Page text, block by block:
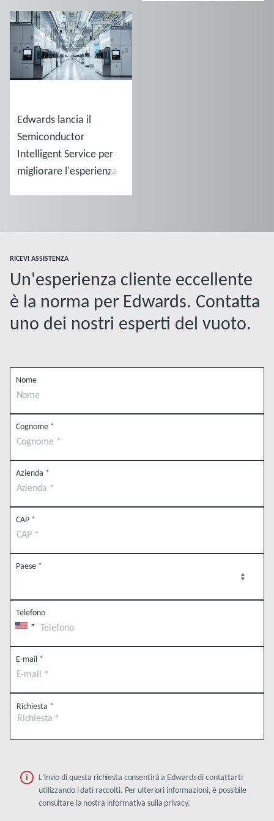
Edwards lancia il
Semiconductor
Intelligent Service per
migliorare l'esperienza
RICEVI ASSISTENZA
Un'esperienza cliente eccellente
è la norma per Edwards. Contatta
uno dei nostri esperti del vuoto.
Nome
Cognome *
Azienda *
CAP *
Paese *
Telefono
E-mail *
Richiesta *
L'invio di questa richiesta consentirà a Edwards di contattarti
utilizzando i dati raccolti. Per ulteriori informazioni, è possibile
consultare la nostra informativa sulla privacy.